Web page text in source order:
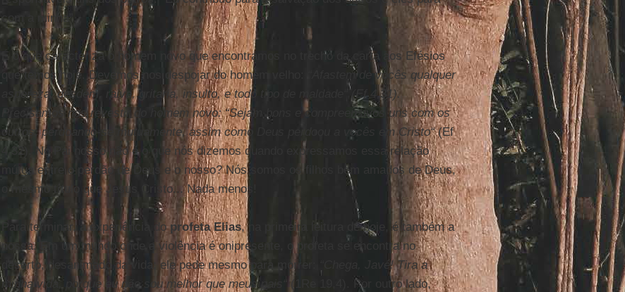
com a minha”.
É o que caracteriza o homem novo que encontramos no trecho da carta aos Efésios
que temos hoje. Devemos nos despojar do homem velho:
“Afastem de vocês qualquer
aspereza, desdém, raiva, gritaria, insulto, e todo tipo de maldade“ (Ef 4,31).
Precisamos nos revestir do homem novo: “Sejam bons e compreensivos uns com os
outros, perdoando-se mutuamente, assim como Deus perdoou a vocês em Cristo“(Ef
4,32). No Pai nosso não é o que nós dizemos quando expressamos essa relação
mútua entre o perdão de Deus e o nosso? Nós somos os filhos bem amados de Deus,
o mesmo título que Jesus Cristo... Nada menos!
Para terminar, a experiência doprofeta Elias, na primeira leitura de hoje, é também a
nossa. Em um mundo onde a violência é onipresente, o profeta se encontra no
deserto, desanimado da vida; ele pede mesmo para morrer:
“Chega, Javé! Tira a
minha vida, porque eu não sou melhor que meus pais“ (1Re 19,4). Por outro lado,